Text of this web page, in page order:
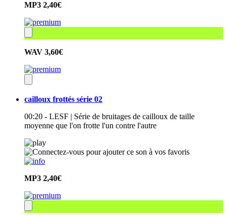
MP3 2,40€
WAV 3,60€
cailloux frottés série 02
00:20 - LESF | Série de bruitages de cailloux de taille
moyenne que l'on frotte l'un contre l'autre
MP3 2,40€